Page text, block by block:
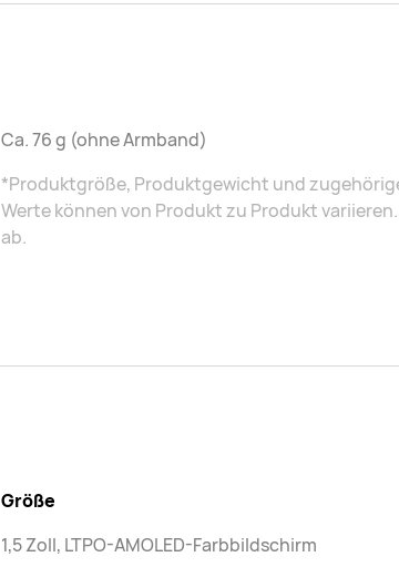
Ca. 76 g (ohne Armband)
*Produktgröße, Produktgewicht und
Werte können von Produkt zu Produkt
ab.
Größe
1,5 Zoll, LTPO-AMOLED-Farbbildschirm